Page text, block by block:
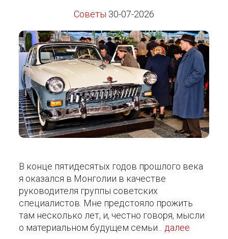
Советы 30-07-2026
В конце пятидесятых годов прошлого века
я оказался в Монголии в качестве
руководителя группы советских
специалистов. Мне предстояло прожить
там несколько лет, и, честно говоря, мысли
о материальном будущем семьи... далее